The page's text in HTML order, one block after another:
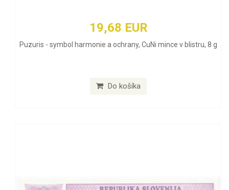
19,68 EUR
Puzuris - symbol harmonie a ochrany, CuNi mince v blistru, 8 g
Do košíka